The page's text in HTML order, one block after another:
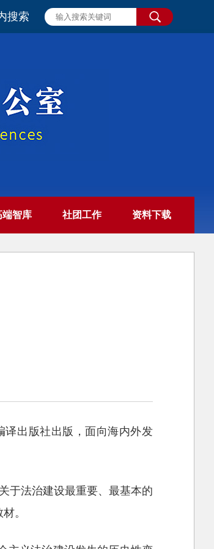
搜索
端智库 社团工作 资料下载
译出版社出版，面向海内外发
于法治建设最重要、最基本的
。